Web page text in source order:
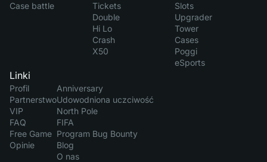
Case battle
Tickets
Double
Hi Lo
Crash
X50
Slots
Upgrader
Tower
Cases
Poggi
eSports
Linki
Profil
Partnerstwo
VIP
FAQ
Free Game
Opinie
Anniversary
Udowodniona uczciwość
North Pole
FIFA
Program Bug Bounty
Blog
O nas